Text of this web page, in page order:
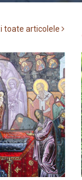
toate articolele